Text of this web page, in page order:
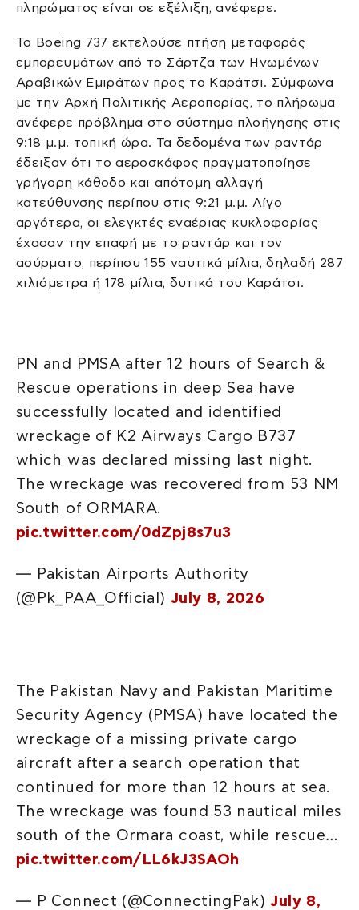
πληρώματος είναι σε εξέλιξη, ανέφερε.
Το Boeing 737 εκτελούσε πτήση μεταφοράς
εμπορευμάτων από το Σάρτζα των Ηνωμένων
Αραβικών Εμιράτων προς το Καράτσι. Σύμφωνα
με την Αρχή Πολιτικής Αεροπορίας, το πλήρωμα
ανέφερε πρόβλημα στο σύστημα πλοήγησης στις
9:18 μ.μ. τοπική ώρα. Τα δεδομένα των ραντάρ
έδειξαν ότι το αεροσκάφος πραγματοποίησε
γρήγορη κάθοδο και απότομη αλλαγή
κατεύθυνσης περίπου στις 9:21 μ.μ. Λίγο
αργότερα, οι ελεγκτές εναέριας κυκλοφορίας
έχασαν την επαφή με το ραντάρ και τον
ασύρματο, περίπου 155 ναυτικά μίλια, δηλαδή 287
χιλιόμετρα ή 178 μίλια, δυτικά του Καράτσι.
PN and PMSA after 12 hours of Search &
Rescue operations in deep Sea have
successfully located and identified
wreckage of K2 Airways Cargo B737
which was declared missing last night.
The wreckage was recovered from 53 NM
South of ORMARA.
pic.twitter.com/0dZpj8s7u3
— Pakistan Airports Authority
(@Pk_PAA_Official) July 8, 2026
The Pakistan Navy and Pakistan Maritime
Security Agency (PMSA) have located the
wreckage of a missing private cargo
aircraft after a search operation that
continued for more than 12 hours at sea.
The wreckage was found 53 nautical miles
south of the Ormara coast, while rescue…
pic.twitter.com/LL6kJ3SAOh
— P Connect (@ConnectingPak)July 8,